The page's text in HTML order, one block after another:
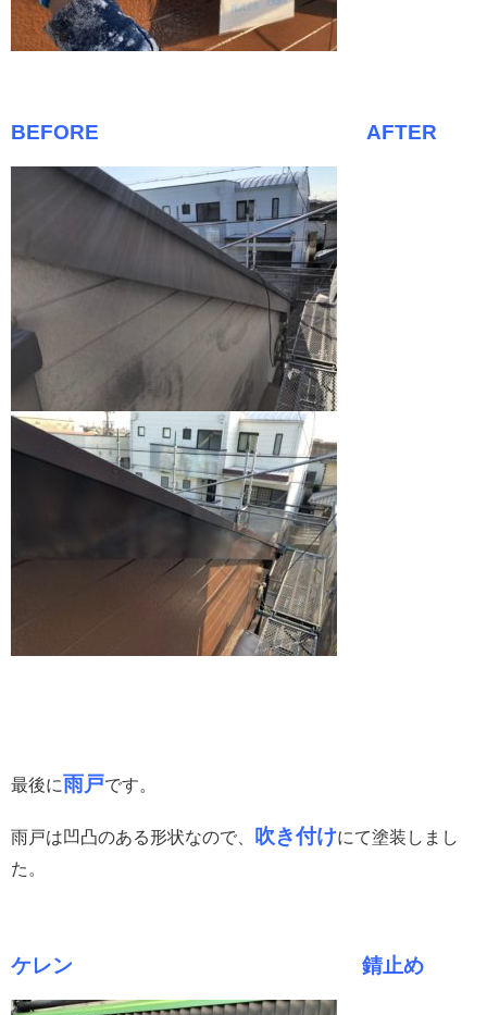
BEFORE AFTER
最後に雨戸です。
雨戸は凹凸のある形状なので、 吹き付けにて塗装しまし
た。
ケレン 錆止め